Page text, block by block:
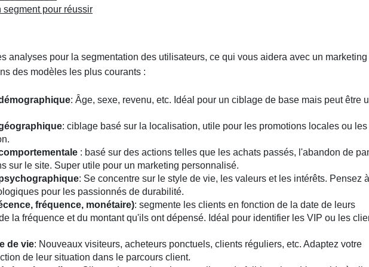
segment pour réussir
analyses pour la segmentation des utilisateurs, ce qui vous aidera avec un marketing
des modèles les plus courants :
: Âge, sexe, revenu, etc. Idéal pour un ciblage de base mais peut être
: ciblage basé sur la localisation, utile pour les promotions locales ou les
: basé sur des actions telles que les achats passés, l'abandon de
sur le site. Super utile pour un marketing personnalisé.
: Se concentre sur le style de vie, les valeurs et les intérêts. Pensez à
pour les passionnés de durabilité.
fréquence, monétaire): segmente les clients en fonction de la date de leurs
la fréquence et du montant qu'ils ont dépensé. Idéal pour identifier les VIP ou les
de vie: Nouveaux visiteurs, acheteurs ponctuels, clients réguliers, etc. Adaptez votre
de leur situation dans le parcours client.